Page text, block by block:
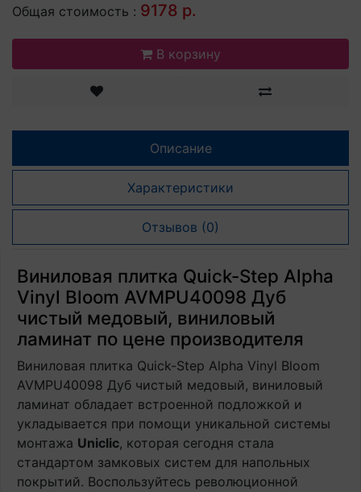
Общая стоимость : 9178 р.
В корзину
Описание
Характеристики
Отзывов (0)
Виниловая плитка Quick-Step Alpha
Vinyl Bloom AVMPU40098 Дуб
чистый медовый, виниловый
ламинат по цене производителя
Виниловая плитка Quick-Step Alpha Vinyl Bloom
AVMPU40098 Дуб чистый медовый, виниловый
ламинат обладает встроенной подложкой и
укладывается при помощи уникальной системы
монтажа Uniclic, которая сегодня стала
стандартом замковых систем для напольных
покрытий. Воспользуйтесь революционной